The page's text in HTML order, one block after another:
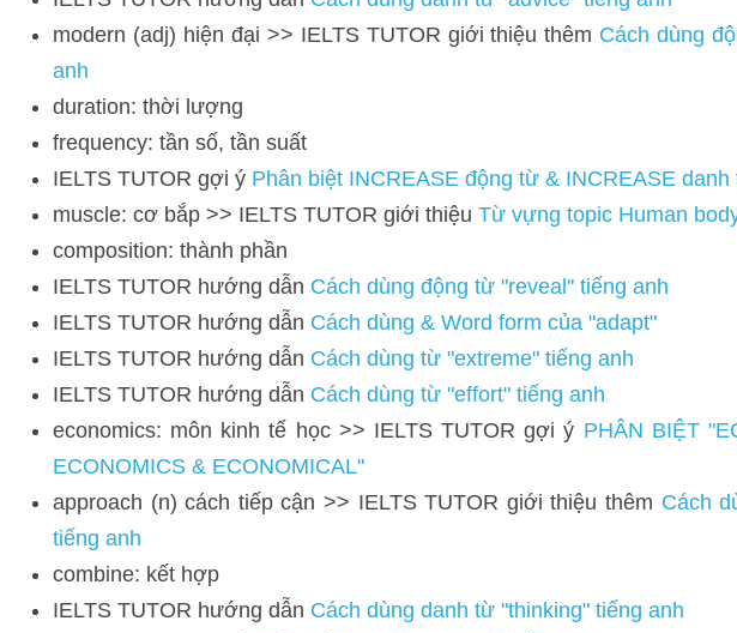
IELTS TUTOR gợi ý
Phân biệt INCREASE động từ & INCREASE danh từ
muscle: cơ bắp >> IELTS TUTOR giới thiệu
Từ vựng topic Human body (cơ thể người)
composition: thành phần
IELTS TUTOR hướng dẫn
Cách dùng động từ "reveal" tiếng anh
IELTS TUTOR hướng dẫn Cách dùng & Word form của "adapt"
IELTS TUTOR hướng dẫn Cách dùng từ "extreme" tiếng anh
IELTS TUTOR hướng dẫn Cách dùng từ "effort" tiếng anh
economics: môn kinh tế học >> IELTS TUTOR gợi ý PHÂN BIỆT "ECONOMY,
ECONOMICAL"
approach (n) cách tiếp cận >> IELTS TUTOR giới thiệu thêm Cách dùng động từ
combine: kết hợp
IELTS TUTOR hướng dẫn Cách dùng danh từ "thinking" tiếng anh
IELTS TUTOR gợi ý Phân biệt hobby & interest tiếng anh
theory: học thuyết
complex (adj) phức tạp >> IELTS TUTOR giới thiệu thêm Cách dùng danh từ
Ý của đoạn này IELTS TUTOR hướng dẫn như sau: